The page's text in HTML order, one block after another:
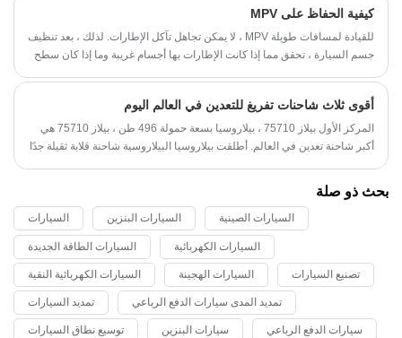
المستخدمين المنزليين ، وسيارات الركاب التي يتم تحويلها من شاحنات تجارية
وتستهدف عملاء المجموعة لا يمكن اعتبارها حقيقية MPVs: مساحة MPV أكبر
نسبيًا من السيارات من نفس الإزاحة ، وهناك أيضًا مواصفات بالحجم ، لكنها
الاستهلاك المنزلي إلى تسريع دخول MPV إلى سوق السيارات العائلية بشكل
كبير ، وأصبحت مشتريات السيارات العائلية محورًا جديدًا لشراء السيارات في
سوق السيارات متعددة الأغراض.
كيفية الحفاظ على MPV
للقيادة لمسافات طويلة MPV ، لا يمكن تجاهل تآكل الإطارات. لذلك ، بعد تنظيف
جسم السيارة ، تحقق مما إذا كانت الإطارات بها أجسام غريبة وما إذا كان سطح
أقوى ثلاث شاحنات تفريغ للتعدين في العالم اليوم
المركز الأول بيلاز 75710 ، بيلاروسيا بسعة حمولة 496 طن ، بيلاز 75710 هي
أكبر شاحنة تعدين في العالم. أطلقت بيلاروسيا البيلاروسية شاحنة قلابة ثقيلة جدًا
على ثمانية إطارات تعمل بالهواء المضغوط كبيرة الحجم من طراز ميشلان
واثنين من محركات الديزل ذات الشحن التوربيني 16 أسطوانة. يبلغ انتاج الطاقة
لكل محرك 2300 حصان. تستخدم السيارة ناقل حركة كهروميكانيكي مدفوعًا
بالتيار المتردد. تبلغ سرعة الشاحنة القصوى 64 كم / ساعة ، ولديها القدرة على
نقل 496 طنًا من الحمولة الصافية.
بحث ذو صلة
السيارات السيارات البنزين السيارات الصينية
السيارات الطاقة الجديدة السيارات الكهربائية
السيارات الكهربائية النقية السيارات الهجينة تصنيع السيارات
تمديد السيارات تمديد المدى سيارات الدفع الرباعي
توسيع نطاق السيارات سيارات البنزين سيارات الدفع الرباعي